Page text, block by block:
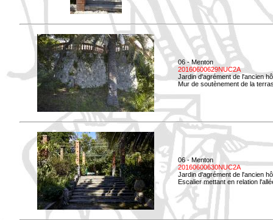
06 - Menton
20160600629NUC2A
Jardin d'agrément de l'ancien
Mur de soutènement de la
06 - Menton
20160600630NUC2A
Jardin d'agrément de l'ancien
Escalier mettant en relation